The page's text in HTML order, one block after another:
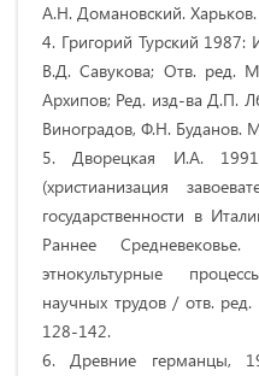
А.Н. Домановский. Харьков.
4. Григорий Турский 1987:
В.Д. Савукова; Отв. ред.
Архипов; Ред. изд-ва Д.П.
Виноградов, Ф.Н. Буданов.
5. Дворецкая И.А.
(христианизация
государственности в
Раннее
этнокультурные
научных трудов / отв.
128-142.
6. Древние германцы,